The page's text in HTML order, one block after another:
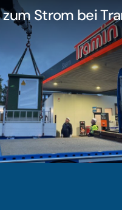
zum Strom bei